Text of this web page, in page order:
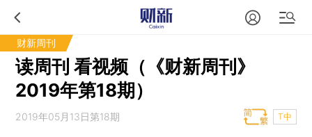
财新周刊
读周刊 看视频（《财新周刊》
2019年第18期）
2019年05月13日第18期 T中